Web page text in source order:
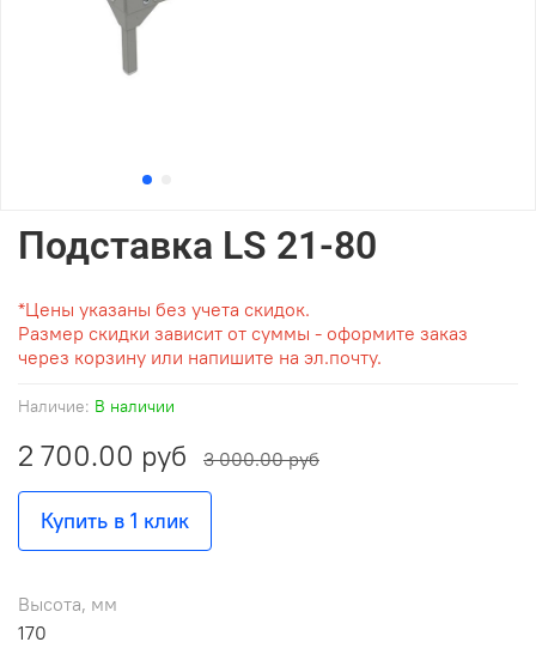
Наличие: В наличии
Подставка LS 21-80
2 700.00 руб 3 000.00 руб
Купить в 1 клик
*Цены указаны без учета скидок.
Размер скидки зависит от суммы - оформите заказ
через корзину или напишите на эл.почту.
Высота, мм
170